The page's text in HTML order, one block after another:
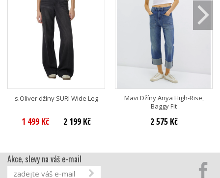
s.Oliver džíny SURI Wide Leg
1 499 Kč 2 199 Kč
Mavi Džíny Anya High-Rise,
Baggy Fit
2 575 Kč
Akce, slevy na váš e-mail